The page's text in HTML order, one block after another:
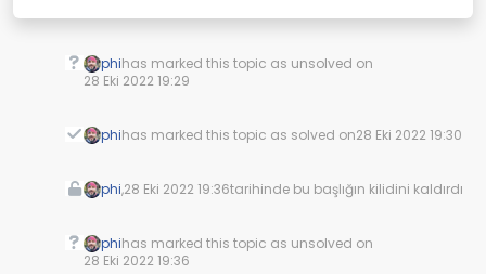
phihas marked this topic as unsolved on
28 Eki 2022 19:29
phihas marked this topic as solved on28 Eki 2022 19:30
phi,28 Eki 2022 19:36tarihinde bu başlığın kilidini kaldırdı
phihas marked this topic as unsolved on
28 Eki 2022 19:36